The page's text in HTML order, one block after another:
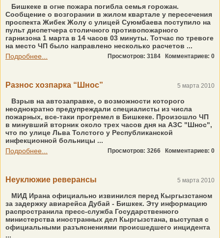
Бишкеке в огне пожара погибла семья горожан.
Сообщение о возгорании в жилом квартале у пересечения
проспекта Жибек Жолу с улицей Суюмбаева поступило на
пульт диспетчера столичного противопожарного
гарнизона 1 марта в 14 часов 03 минуты. Тотчас по тревоге
на место ЧП было направлено несколько расчетов ...
Подробнее...
Просмотров: 3184 Комментариев: 0
Разнос хозпарка “Шнос” 5 марта 2010
Взрыв на автозаправке, о возможности которого
неоднократно предупреждали специалисты из числа
пожарных, все-таки прогремел в Бишкеке. Произошло ЧП
в минувший вторник около трех часов дня на АЗС "Шнос",
что по улице Льва Толстого у Республиканской
инфекционной больницы ...
Подробнее...
Просмотров: 3266 Комментариев: 0
Неуклюжие реверансы 5 марта 2010
МИД Ирана официально извинился перед Кыргызстаном
за задержку авиарейса Дубай - Бишкек. Эту информацию
распространила пресс-служба Государственного
министерства иностранных дел Кыргызстана, выступая с
официальными разъяснениями происшедшего инцидента
...